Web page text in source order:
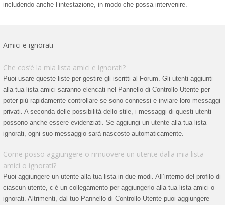
includendo anche l’intestazione, in modo che possa intervenire.
Amici e ignorati
Che cos’è la mia lista amici e ignorati?
Puoi usare queste liste per gestire gli iscritti al Forum. Gli utenti aggiunti
alla tua lista amici saranno elencati nel Pannello di Controllo Utente per
poter più rapidamente controllare se sono connessi e inviare loro messaggi
privati. A seconda delle possibilità dello stile, i messaggi di questi utenti
possono anche essere evidenziati. Se aggiungi un utente alla tua lista
ignorati, ogni suo messaggio sarà nascosto automaticamente.
Come posso aggiungere o rimuovere un utente dalla mia lista
amici o ignorati?
Puoi aggiungere un utente alla tua lista in due modi. All’interno del profilo di
ciascun utente, c’è un collegamento per aggiungerlo alla tua lista amici o
ignorati. Altrimenti, dal tuo Pannello di Controllo Utente puoi aggiungere